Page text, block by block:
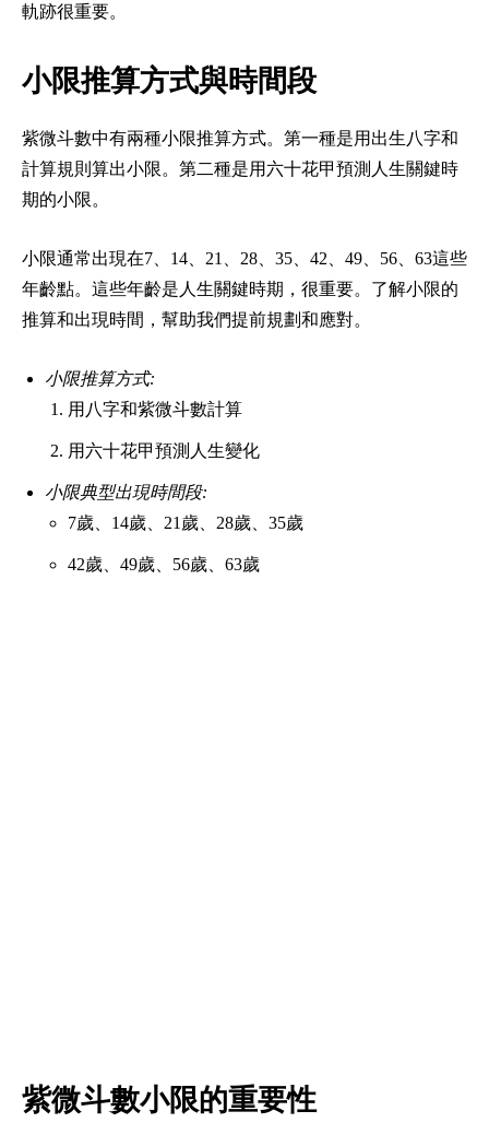
軌跡很重要。
小限推算方式與時間段
紫微斗數中有兩種小限推算方式。第一種是用出生八字和
計算規則算出小限。第二種是用六十花甲預測人生關鍵時
期的小限。
小限通常出現在7、14、21、28、35、42、49、56、63這些
年齡點。這些年齡是人生關鍵時期，很重要。了解小限的
推算和出現時間，幫助我們提前規劃和應對。
小限推算方式:
用八字和紫微斗數計算
用六十花甲預測人生變化
小限典型出現時間段:
7歲、14歲、21歲、28歲、35歲
42歲、49歲、56歲、63歲
紫微斗數小限的重要性